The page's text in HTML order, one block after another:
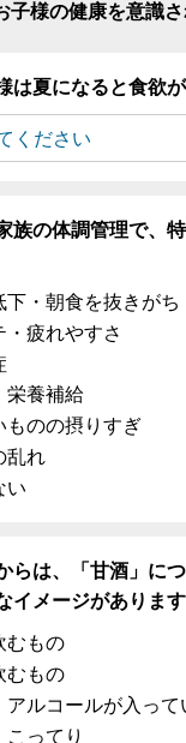
子様の健康を意識
は夏になると食欲
族の体調管理で、
下・朝食を抜きがち
・疲れやすさ
栄養補給
ものの摂りすぎ
乱れ
い
らは、「甘酒」に
イメージがありま
むもの
むもの
アルコールが入って
こってり